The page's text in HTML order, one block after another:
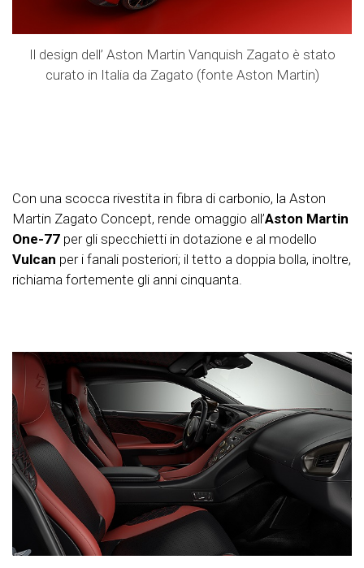
Il design dell’ Aston Martin Vanquish Zagato è stato
curato in Italia da Zagato (fonte Aston Martin)
Con una scocca rivestita in fibra di carbonio, la Aston
Martin Zagato Concept, rende omaggio all’Aston Martin
One-77 per gli specchietti in dotazione e al modello
Vulcan per i fanali posteriori; il tetto a doppia bolla, inoltre,
richiama fortemente gli anni cinquanta.